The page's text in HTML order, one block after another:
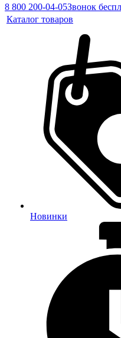
8 800 200-04-05Звонок
Каталог товаров
Новинки